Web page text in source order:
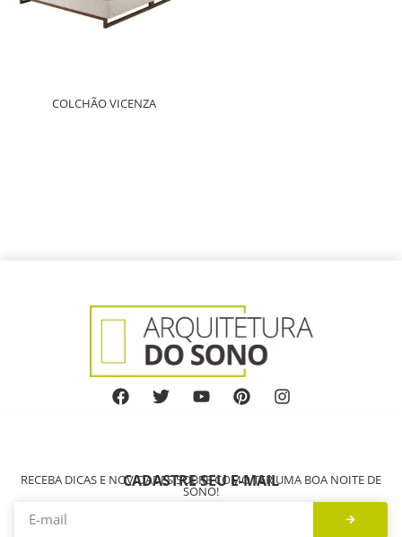
COLCHÃO VICENZA
CADASTRE SEU E-MAIL
RECEBA DICAS E NOVIDADES SOBRE COMO TER UMA BOA NOITE DE
SONO!